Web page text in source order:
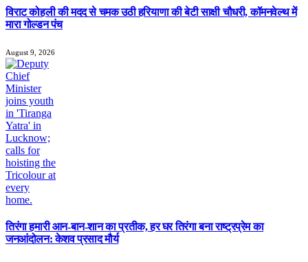
विराट कोहली की मदद से चमक उठी हरियाणा की बेटी साक्षी चौधरी, कॉमनवेल्थ में
मारा गोल्डन पंच
August 9, 2026
तिरंगा हमारी आन-बान-शान का प्रतीक, हर घर तिरंगा बना राष्ट्रप्रेम का
जनआंदोलन: केशव प्रसाद मौर्य